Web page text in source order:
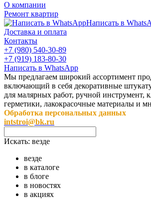
О компании
Ремонт квартир
Написать в
Доставка и оплата
Контакты
+7 (980) 540-30-89
+7 (919) 183-80-30
Написать в WhatsApp
Мы предлагаем широкий ассортимент
включающий в себя декоративные
для малярных работ, ручной инструмент,
герметики, лакокрасочные материалы и
Обработка персональных данных
intstroi@bk.ru
Искать: везде
везде
в каталоге
в блоге
в новостях
в акциях